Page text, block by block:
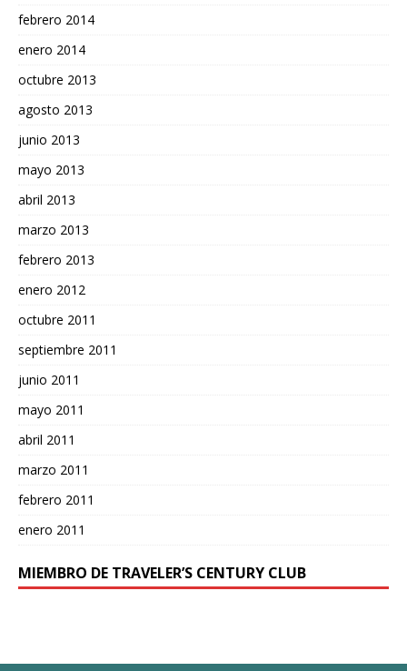
febrero 2014
enero 2014
octubre 2013
agosto 2013
junio 2013
mayo 2013
abril 2013
marzo 2013
febrero 2013
enero 2012
octubre 2011
septiembre 2011
junio 2011
mayo 2011
abril 2011
marzo 2011
febrero 2011
enero 2011
MIEMBRO DE TRAVELER’S CENTURY CLUB